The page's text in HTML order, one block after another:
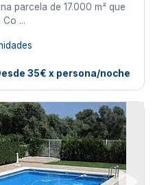
parcela de 17.000 m² que
...
35€ x persona/noche